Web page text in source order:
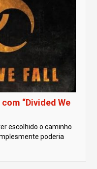
“Divided We
escolhido o caminho
poderia